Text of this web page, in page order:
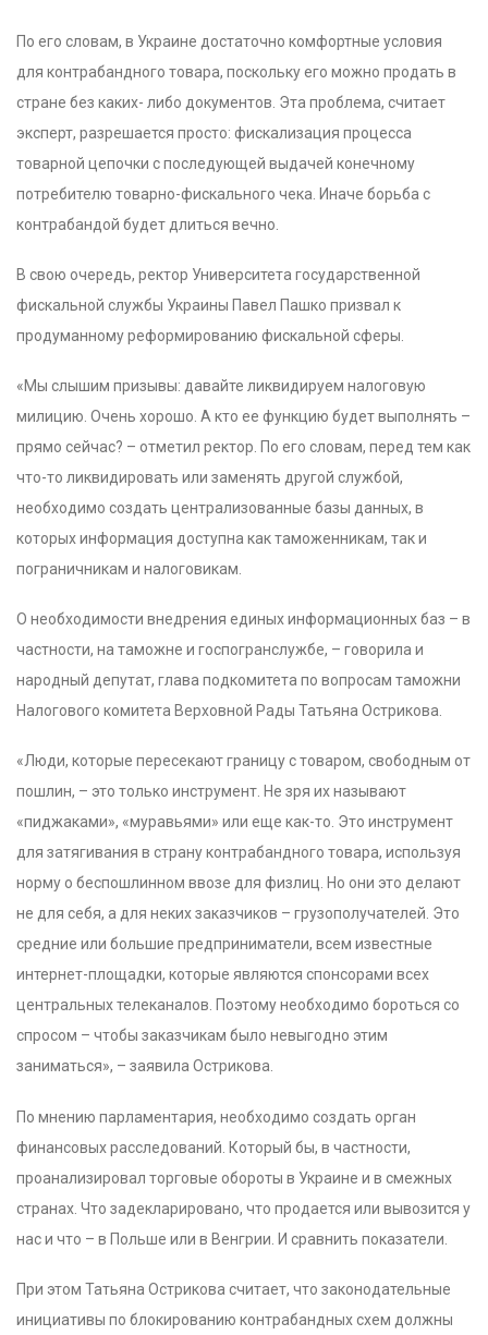
По его словам, в Украине достаточно комфортные условия
для контрабандного товара, поскольку его можно продать в
стране без каких- либо документов. Эта проблема, считает
эксперт, разрешается просто: фискализация процесса
товарной цепочки с последующей выдачей конечному
потребителю товарно-фискального чека. Иначе борьба с
контрабандой будет длиться вечно.
В свою очередь, ректор Университета государственной
фискальной службы Украины Павел Пашко призвал к
продуманному реформированию фискальной сферы.
«Мы слышим призывы: давайте ликвидируем налоговую
милицию. Очень хорошо. А кто ее функцию будет выполнять –
прямо сейчас? – отметил ректор. По его словам, перед тем как
что-то ликвидировать или заменять другой службой,
необходимо создать централизованные базы данных, в
которых информация доступна как таможенникам, так и
пограничникам и налоговикам.
О необходимости внедрения единых информационных баз – в
частности, на таможне и госпогранслужбе, – говорила и
народный депутат, глава подкомитета по вопросам таможни
Налогового комитета Верховной Рады Татьяна Острикова.
«Люди, которые пересекают границу с товаром, свободным от
пошлин, – это только инструмент. Не зря их называют
«пиджаками», «муравьями» или еще как-то. Это инструмент
для затягивания в страну контрабандного товара, используя
норму о беспошлинном ввозе для физлиц. Но они это делают
не для себя, а для неких заказчиков – грузополучателей. Это
средние или большие предприниматели, всем известные
интернет-площадки, которые являются спонсорами всех
центральных телеканалов. Поэтому необходимо бороться со
спросом – чтобы заказчикам было невыгодно этим
заниматься», – заявила Острикова.
По мнению парламентария, необходимо создать орган
финансовых расследований. Который бы, в частности,
проанализировал торговые обороты в Украине и в смежных
странах. Что задекларировано, что продается или вывозится у
нас и что – в Польше или в Венгрии. И сравнить показатели.
При этом Татьяна Острикова считает, что законодательные
инициативы по блокированию контрабандных схем должны